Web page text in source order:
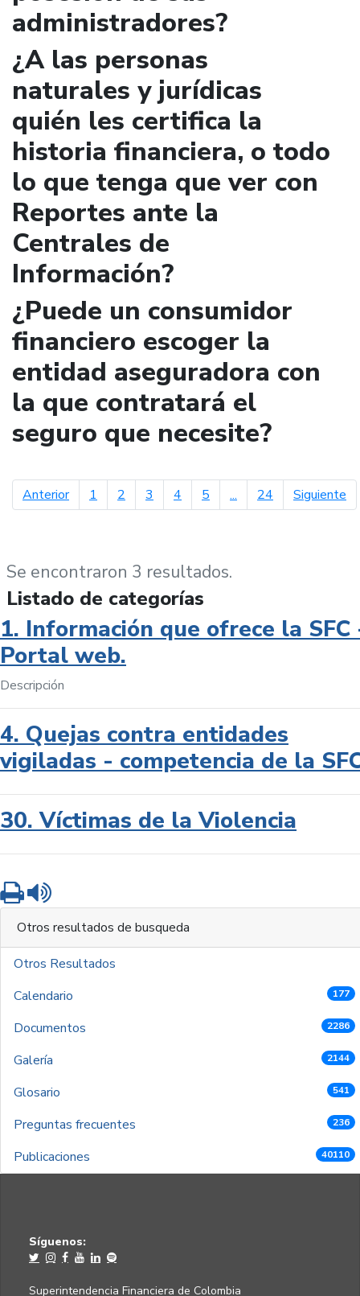
administradores?
¿A las personas
naturales y jurídicas
quién les certifica la
historia financiera, o todo
lo que tenga que ver con
Reportes ante la
Centrales de
Información?
¿Puede un consumidor
financiero escoger la
entidad aseguradora con
la que contratará el
seguro que necesite?
Anteriorpágina anterior
1 2 3 4 5 ... 24 Siguiente
Se encontraron 3 resultados.
Listado de categorías
1. Información que ofrece la SFC
Portal web.
Descripción
4. Quejas contra entidades
vigiladas - competencia de la
30. Víctimas de la Violencia
Imprimir
Otros resultados de busqueda
Otros Resultados
Calendario
177
Documentos 2286
Galería 2144
Glosario 541
Preguntas frecuentes 236
Publicaciones 40110
Síguenos:
Superintendencia Financiera de Colombia